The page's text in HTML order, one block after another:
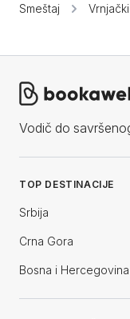
Smeštaj
Vodič do
TOP DESTINACIJE
Srbija
Crna Gora
Bosna i Hercegovina